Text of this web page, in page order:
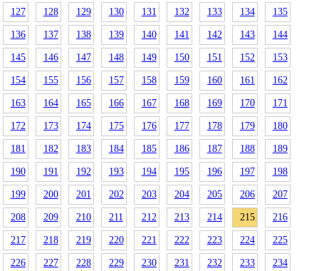
127 128 129 130 131 132 133 134 135
136 137 138 139 140 141 142 143 144
145 146 147 148 149 150 151 152 153
154 155 156 157 158 159 160 161 162
163 164 165 166 167 168 169 170 171
172 173 174 175 176 177 178 179 180
181 182 183 184 185 186 187 188 189
190 191 192 193 194 195 196 197 198
199 200 201 202 203 204 205 206 207
208 209 210 211 212 213 214 215 216
217 218 219 220 221 222 223 224 225
226 227 228 229 230 231 232 233 234